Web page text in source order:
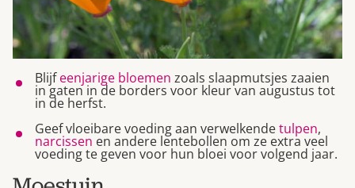
Blijfeenjarige bloemen zoals slaapmutsjes zaaien
in gaten in de borders voor kleur van augustus tot
in de herfst.
Geef vloeibare voeding aan verwelkendetulpen,
narcissen en andere lentebollen om ze extra veel
voeding te geven voor hun bloei voor volgend jaar.